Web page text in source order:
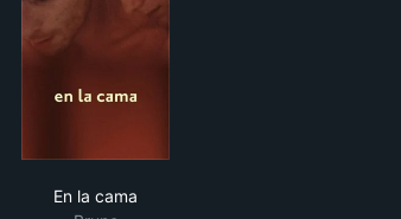
En la cama